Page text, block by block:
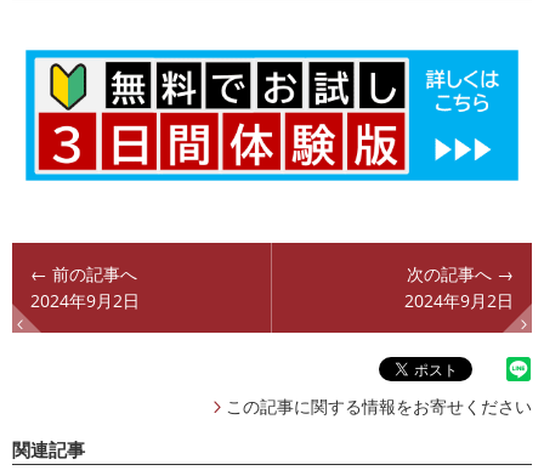
← 前の記事へ
2024年9月2日
次の記事へ →
2024年9月2日
この記事に関する情報をお寄せください
関連記事